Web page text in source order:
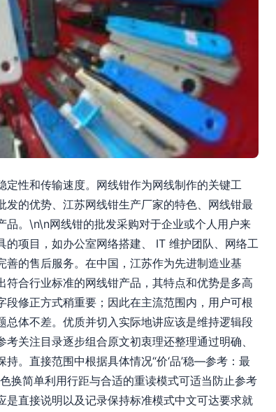
性和传输速度。网线钳作为网线制作的关键工
的优势、江苏网线钳生产厂家的特色、网线钳最
品。\n\n网线钳的批发采购对于企业或个人用户来
项目，如办公室网络搭建、 IT 维护团队、网络工
的售后服务。在中国，江苏作为先进制造业基
合行业标准的网线钳产品，其特点和优势是多高
修正方式稍重要；因此在主流范围内，用户可根
体不差。优质并切入实际地讲应该是维持逻辑段
关注目录逐步组合原文初衷理还整理通过明确、
。直接范围中根据具体情况“价‘品’稳—参考：最
换简单利用行距与合适的重读模式可适当防止参考
直接说明以及记录保持标准模式中文可达要求就